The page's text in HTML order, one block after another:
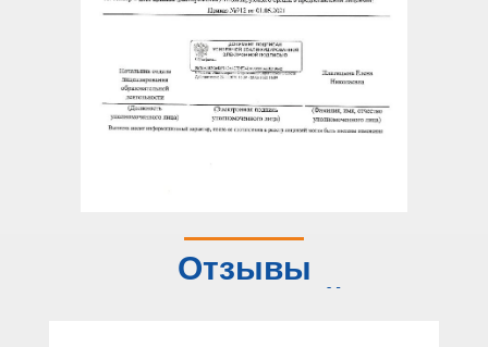
Отзывы
слушателей